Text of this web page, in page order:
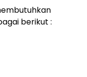
berikut :